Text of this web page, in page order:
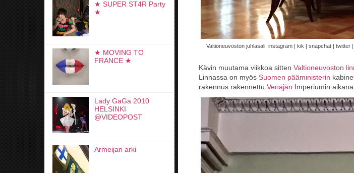
Valtioneuvoston juhlasali. instagram | kik | snapchat |
Kävin muutama viikkoa sitten Valtioneuvoston
Linnassa on myös Suomen pääministerin
rakennus rakennettu Venäjän Imperiumin
★ SUPER ST4R Party
★
★ MOVING TO
FRANCE ★
Lady GaGa 2010
HELSINKI
@VIDEOPOST
Armeijan arki